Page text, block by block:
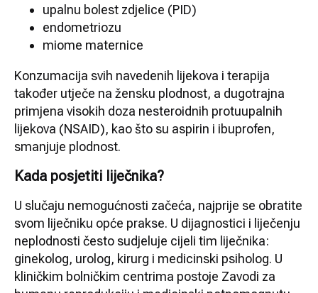
upalnu bolest zdjelice (PID)
endometriozu
miome maternice
Konzumacija svih navedenih lijekova i terapija
također utječe na žensku plodnost, a dugotrajna
primjena visokih doza nesteroidnih protuupalnih
lijekova (NSAID), kao što su aspirin i ibuprofen,
smanjuje plodnost.
Kada posjetiti liječnika?
U slučaju nemogućnosti začeća, najprije se obratite
svom liječniku opće prakse. U dijagnostici i liječenju
neplodnosti često sudjeluje cijeli tim liječnika:
ginekolog, urolog, kirurg i medicinski psiholog. U
kliničkim bolničkim centrima postoje Zavodi za